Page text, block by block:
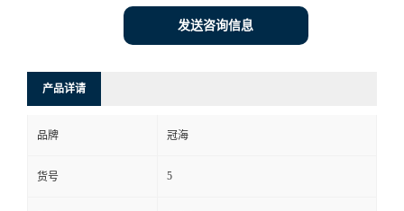
发送咨询信息
产品详请
品牌 冠海
货号 5